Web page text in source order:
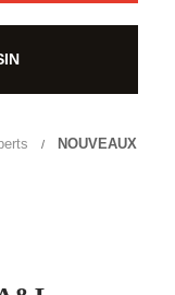
NOUVEAUX